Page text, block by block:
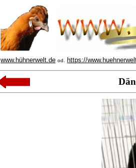
www.hühnerwelt.de od. https://